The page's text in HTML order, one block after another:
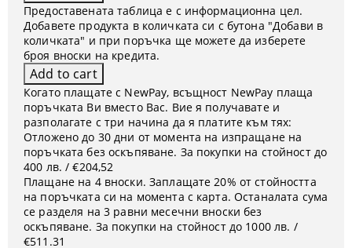
Предоставената таблица е с информационна цел.
Добавете продукта в количката си с бутона "Добави в
количката" и при поръчка ще можете да изберете
броя вноски на кредита.
Когато плащате с NewPay, всъщност NewPay плаща
поръчката Ви вместо Вас. Вие я получавате и
разполагате с три начина да я платите към тях:
Отложено до 30 дни от момента на изпращане на
поръчката без оскъпяване. За покупки на стойност до
400 лв. / €204,52
Плащане на 4 вноски. Заплащате 20% от стойността
на поръчката си на момента с карта. Останалата сума
се разделя на 3 равни месечни вноски без
оскъпяване. За покупки на стойност до 1000 лв. /
€511.31